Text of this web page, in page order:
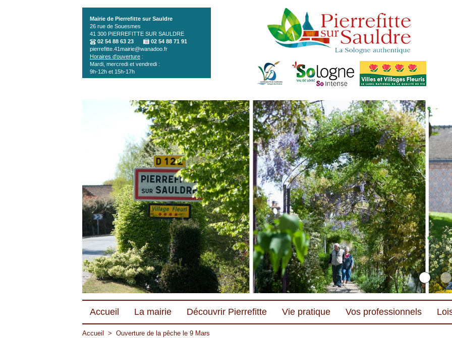
Mairie de Pierrefitte sur Sauldre
26 rue de Souesmes
41 300 PIERREFITTE SUR SAULDRE
02 54 88 63 23
02 54 88 71 91
pierrefitte.41mairie@wanadoo.fr
Horaires d'ouverture :
Mardi, mercredi et vendredi :
9h-12h et 15h-17h
Accueil La mairie Découvrir Pierrefitte Vie pratique Vos professionnels
Accueil > Ouverture de la pêche le 9 Mars